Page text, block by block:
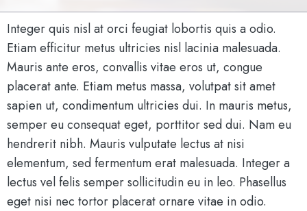
Integer quis nisl at orci feugiat lobortis quis a odio.
Etiam efficitur metus ultricies nisl lacinia malesuada.
Mauris ante eros, convallis vitae eros ut, congue
placerat ante. Etiam metus massa, volutpat sit amet
sapien ut, condimentum ultricies dui. In mauris metus,
semper eu consequat eget, porttitor sed dui. Nam eu
hendrerit nibh. Mauris vulputate lectus at nisi
elementum, sed fermentum erat malesuada. Integer a
lectus vel felis semper sollicitudin eu in leo. Phasellus
eget nisi nec tortor placerat ornare vitae in odio.